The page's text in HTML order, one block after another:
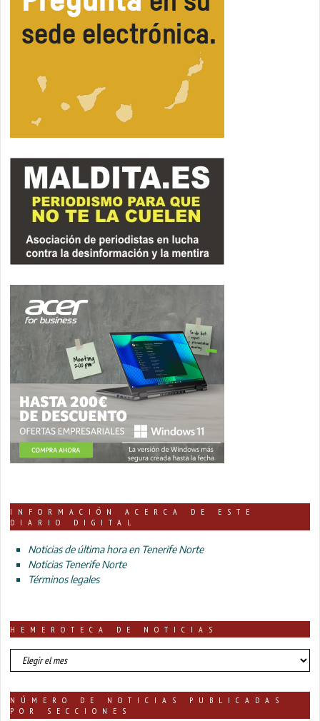
INFORMACIÓN ACERCA DE ESTE
DIARIO DIGITAL
Noticias de última hora en Tenerife Norte
Noticias Tenerife Norte
Términos legales
HEMEROTECA DE NOTICIAS
HEMEROTECA
DE
NÚMERO DE NOTICIAS PUBLICADAS
POR SECCIONES